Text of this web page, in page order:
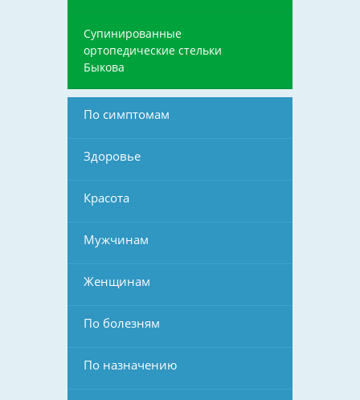
Супинированные
ортопедические стельки
Быкова
По симптомам
Здоровье
Красота
Мужчинам
Женщинам
По болезням
По назначению